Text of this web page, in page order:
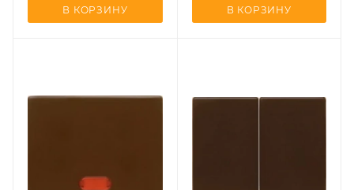
В КОРЗИНУ В КОРЗИНУ